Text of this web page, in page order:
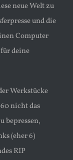
neue Welt zu
und die
Computer
deine
Werkstücke
nicht das
bepressen,
(eher 6)
RIP